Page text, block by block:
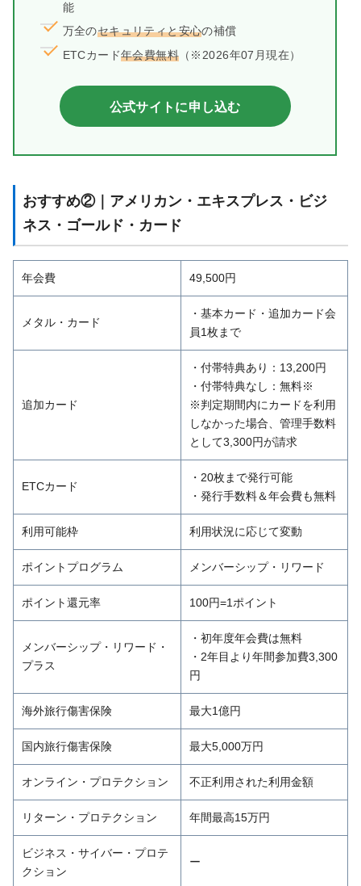
能
万全のセキュリティと安心の補償
ETCカード年会費無料 （※2026年07月現在）
公式サイトに申し込む
おすすめ②｜アメリカン・エキスプレス・ビジ
ネス・ゴールド・カード
年会費 49,500円
メタル・カード
・基本カード・追加カード会
員1枚まで
追加カード
・付帯特典あり：13,200円
・付帯特典なし：無料※
※判定期間内にカードを利用
しなかった場合、管理手数料
として3,300円が請求
ETCカード
・20枚まで発行可能
・発行手数料＆年会費も無料
利用可能枠 利用状況に応じて変動
ポイントプログラム メンバーシップ・リワード
ポイント還元率 100円=1ポイント
メンバーシップ・リワード・
プラス
・初年度年会費は無料
・2年目より年間参加費3,300
円
海外旅行傷害保険 最大1億円
国内旅行傷害保険 最大5,000万円
オンライン・プロテクション 不正利用された利用金額
リターン・プロテクション 年間最高15万円
ビジネス・サイバー・プロテ
クション
ー